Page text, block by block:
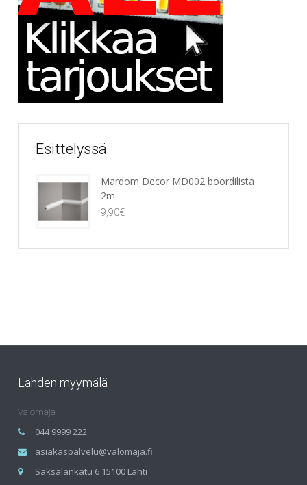
Esittelyssä
Mardom Decor MD002 boordilista
2m
9,90€
Lahden myymälä
Valomaja
044 9999 222
asiakaspalvelu@valomaja.fi
Saksalankatu 6 15100 Lahti